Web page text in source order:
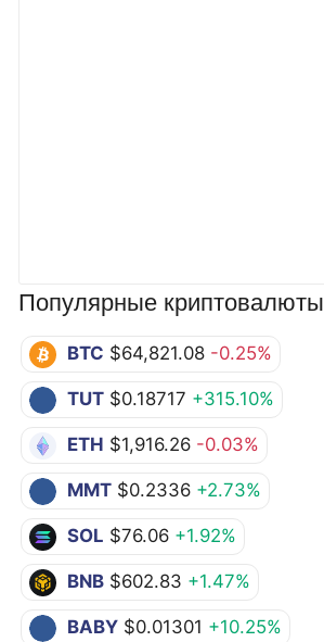
Популярные криптовалюты
BTC $64,821.08 -0.25%
TUT $0.18717 +315.10%
ETH $1,916.26 -0.03%
MMT $0.2336 +2.73%
SOL $76.06 +1.92%
BNB $602.83 +1.47%
BABY $0.01301 +10.25%